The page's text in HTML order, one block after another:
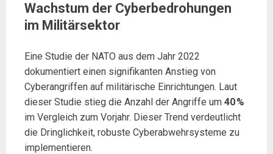
Wachstum der Cyberbedrohungen
im Militärsektor
Eine Studie der NATO aus dem Jahr 2022
dokumentiert einen signifikanten Anstieg von
Cyberangriffen auf militärische Einrichtungen. Laut
dieser Studie stieg die Anzahl der Angriffe um 40 %
im Vergleich zum Vorjahr. Dieser Trend verdeutlicht
die Dringlichkeit, robuste Cyberabwehrsysteme zu
implementieren.